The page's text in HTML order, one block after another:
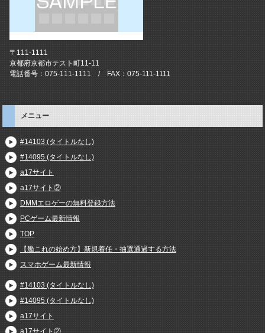
〒111-1111
京都府京都市テスト町11-11
電話番号：075-111-1111 / FAX：075-111-1111
メニュー
#14103 (タイトルなし)
#14095 (タイトルなし)
a17サイト
a17サイト②
DMMエロゲーの無料登録方法
PCゲーム最新情報
TOP
【艦これの始め方】新規着任・抽選通過する方法
スマホゲーム最新情報
#14103 (タイトルなし)
#14095 (タイトルなし)
a17サイト
a17サイト②